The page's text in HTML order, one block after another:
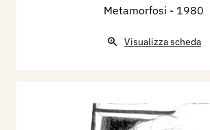
Metamorfosi - 1980
Visualizza scheda